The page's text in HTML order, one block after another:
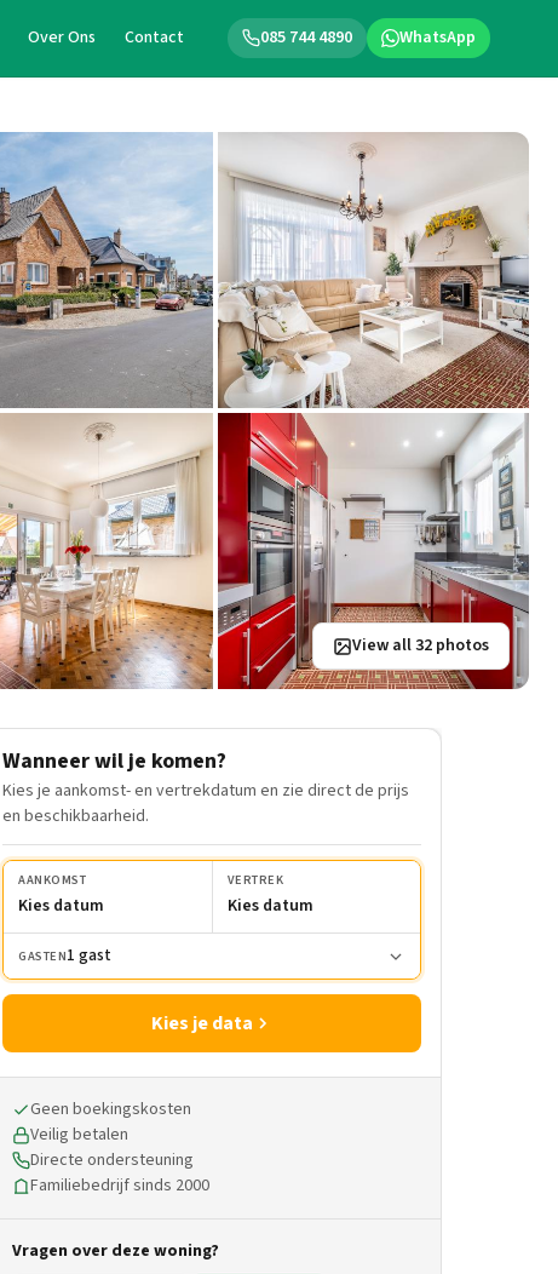
085 744 4890 WhatsApp
Over Ons Contact
View all 32 photos
Wanneer wil je komen?
Kies je aankomst- en vertrekdatum en zie direct de prijs
en beschikbaarheid.
AANKOMST
Kies datum
VERTREK
Kies datum
GASTEN1 gast
Kies je data
Geen boekingskosten
Veilig betalen
Directe ondersteuning
Familiebedrijf sinds 2000
Vragen over deze woning?